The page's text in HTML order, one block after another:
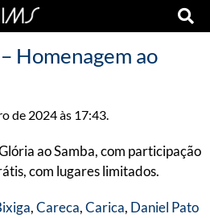
Homenagem ao
de 2024 às 17:43.
ao Samba, com participação
com lugares limitados.
,Careca,Carica, Daniel Pato